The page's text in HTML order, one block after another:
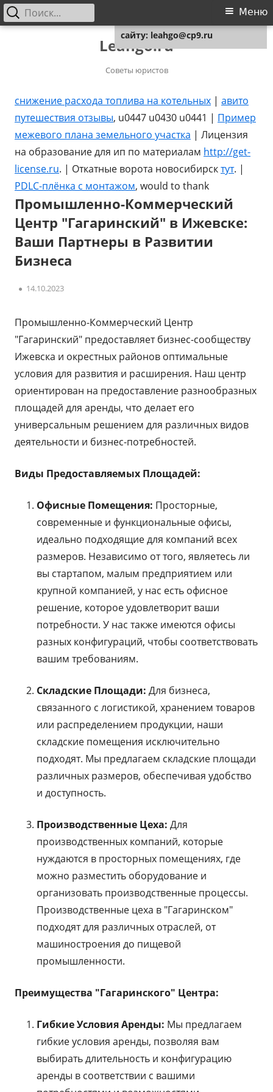
Leahgo.ru
Советы юристов
Основное
Меню
Найти:
снижение расхода топлива на котельных | авито
путешествия отзывы, u0447 u0430 u0441 | Пример
межевого плана земельного участка | Лицензия
на образование для ип по материалам http://get-
license.ru. | Откатные ворота новосибирсктут. |
PDLC-плёнка с монтажом, would to thank
Промышленно-Коммерческий
Центр "Гагаринский" в Ижевске:
Ваши Партнеры в Развитии
Бизнеса
Опубликовано
14.10.2023
Промышленно-Коммерческий Центр
"Гагаринский" предоставляет бизнес-сообществу
Ижевска и окрестных районов оптимальные
условия для развития и расширения. Наш центр
ориентирован на предоставление разнообразных
площадей для аренды, что делает его
универсальным решением для различных видов
деятельности и бизнес-потребностей.
Виды Предоставляемых Площадей:
Офисные Помещения: Просторные,
современные и функциональные офисы,
идеально подходящие для компаний всех
размеров. Независимо от того, являетесь ли
вы стартапом, малым предприятием или
крупной компанией, у нас есть офисное
решение, которое удовлетворит ваши
потребности. У нас также имеются офисы
разных конфигураций, чтобы соответствовать
вашим требованиям.
Складские Площади: Для бизнеса,
связанного с логистикой, хранением товаров
или распределением продукции, наши
складские помещения исключительно
подходят. Мы предлагаем складские площади
различных размеров, обеспечивая удобство
и доступность.
Производственные Цеха: Для
производственных компаний, которые
нуждаются в просторных помещениях, где
можно разместить оборудование и
организовать производственные процессы.
Производственные цеха в "Гагаринском"
подходят для различных отраслей, от
машиностроения до пищевой
промышленности.
Преимущества "Гагаринского" Центра:
Гибкие Условия Аренды: Мы предлагаем
гибкие условия аренды, позволяя вам
выбирать длительность и конфигурацию
аренды в соответствии с вашими
сайту: leahgo@cp9.ru